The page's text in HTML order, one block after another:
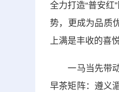
全力打造“普安红
势，更成为品质
上满是丰收的喜悦
一马当先带动
早茶矩阵：遵义